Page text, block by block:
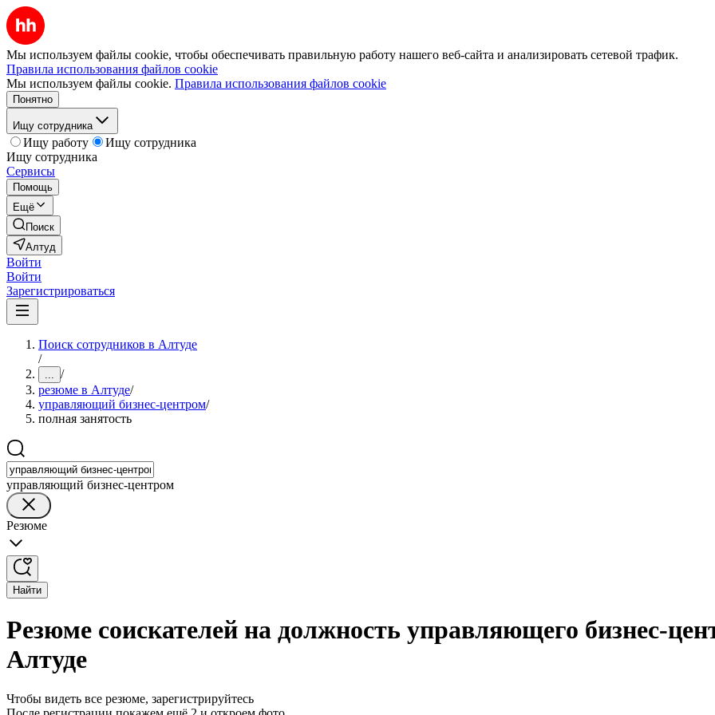
Мы используем файлы cookie, чтобы обеспечивать правильную работу нашего веб-сайта и анализировать сетевой трафик.
Правила использования файлов cookie
Мы используем файлы cookie. Правила использования файлов cookie
Понятно
Ищу сотрудника
Ищу работу
Ищу сотрудника
Ищу сотрудника
Сервисы
Помощь
Ещё
Поиск
Алтуд
Войти
Войти
Зарегистрироваться
Поиск сотрудников в Алтуде
/
... /
резюме в Алтуде/
управляющий бизнес-центром/
полная занятость
управляющий бизнес-центром
Резюме
Найти
Резюме соискателей на должность управляющего бизнес-
Алтуде
Чтобы видеть все резюме, зарегистрируйтесь